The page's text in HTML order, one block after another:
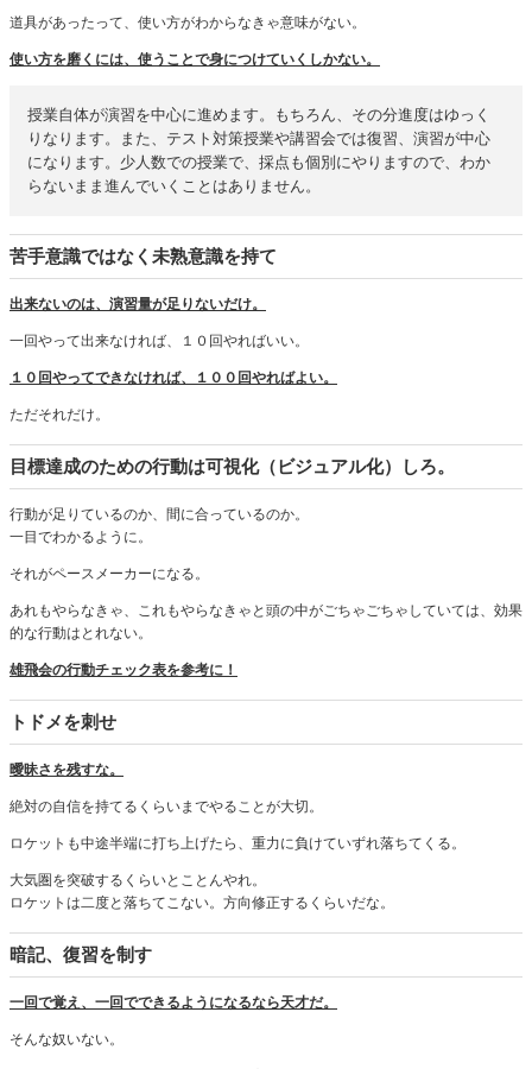
道具があったって、使い方がわからなきゃ意味がない。
使い方を磨くには、使うことで身につけていくしかない。
授業自体が演習を中心に進めます。もちろん、その分進度はゆっく
りなります。また、テスト対策授業や講習会では復習、演習が中心
になります。少人数での授業で、採点も個別にやりますので、わか
らないまま進んでいくことはありません。
苦手意識ではなく未熟意識を持て
出来ないのは、演習量が足りないだけ。
一回やって出来なければ、１０回やればいい。
１０回やってできなければ、１００回やればよい。
ただそれだけ。
目標達成のための行動は可視化（ビジュアル化）しろ。
行動が足りているのか、間に合っているのか。
一目でわかるように。
それがペースメーカーになる。
あれもやらなきゃ、これもやらなきゃと頭の中がごちゃごちゃしていては、効果
的な行動はとれない。
雄飛会の行動チェック表を参考に！
トドメを刺せ
曖昧さを残すな。
絶対の自信を持てるくらいまでやることが大切。
ロケットも中途半端に打ち上げたら、重力に負けていずれ落ちてくる。
大気圏を突破するくらいとことんやれ。
ロケットは二度と落ちてこない。方向修正するくらいだな。
暗記、復習を制す
一回で覚え、一回でできるようになるなら天才だ。
そんな奴いない。